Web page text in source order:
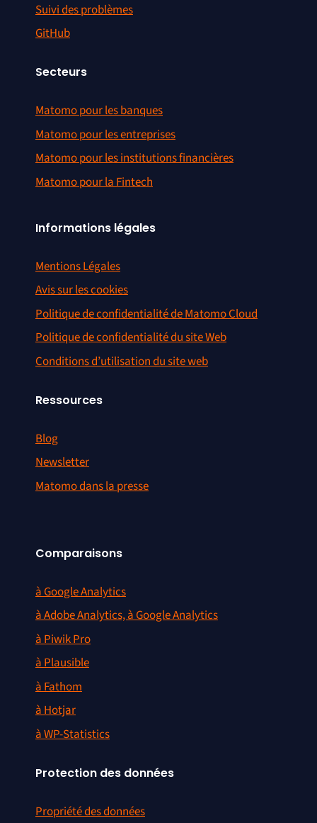
Suivi des problèmes
GitHub
Secteurs
Matomo pour les banques
Matomo pour les entreprises
Matomo pour les institutions financières
Matomo pour la Fintech
Informations légales
Mentions Légales
Avis sur les cookies
Politique de confidentialité de Matomo Cloud
Politique de confidentialité du site Web
Conditions d’utilisation du site web
Ressources
Blog
Newsletter
Matomo dans la presse
Comparaisons
à Google Analytics
à Adobe Analytics, à Google Analytics
à Piwik Pro
à Plausible
à Fathom
à Hotjar
à WP-Statistics
Protection des données
Propriété des données